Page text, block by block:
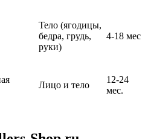
Тело (ягодицы,
бедра, грудь,
руки)
4-18 мес
Лицо и тело
12-24
мес.